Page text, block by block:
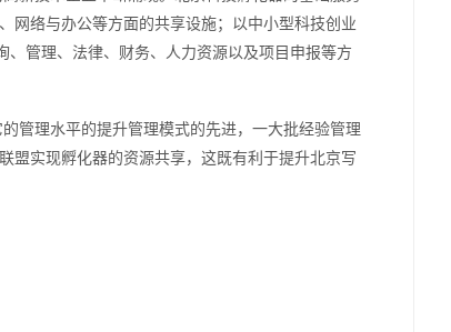
网络与办公等方面的共享设施；以中小型科技创业
管理、法律、财务、人力资源以及项目申报等方
管理水平的提升管理模式的先进，一大批经验管理
盟实现孵化器的资源共享，这既有利于提升北京写